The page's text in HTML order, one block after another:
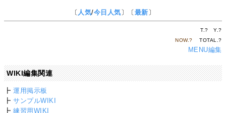
〔 人気/今日人気 〕〔 最新 〕
T.? Y.?
NOW.? TOTAL.?
MENU編集
WIKI編集関連
┣運用掲示板
┣サンプルWIKI
┣練習用WIKI